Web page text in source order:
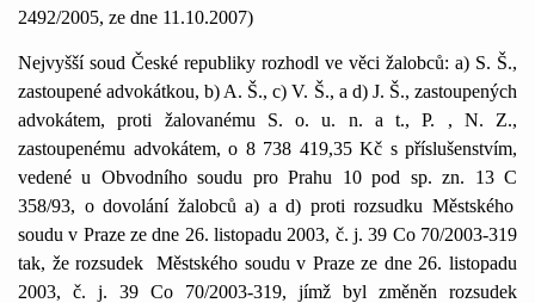
2492/2005, ze dne 11.10.2007)
Nejvyšší soud České republiky rozhodl ve věci žalobců: a) S. Š.,
zastoupené advokátkou, b) A. Š., c) V. Š., a d) J. Š., zastoupených
advokátem, proti žalovanému S. o. u. n. a t., P. , N. Z.,
zastoupenému advokátem, o 8 738 419,35 Kč s příslušenstvím,
vedené u Obvodního soudu pro Prahu 10 pod sp. zn. 13 C
358/93, o dovolání žalobců a) a d) proti rozsudku Městského
soudu v Praze ze dne 26. listopadu 2003, č. j. 39 Co 70/2003-319
tak, že rozsudek
Městského soudu v Praze ze dne 26. listopadu
2003, č. j. 39 Co 70/2003-319, jímž byl změněn rozsudek